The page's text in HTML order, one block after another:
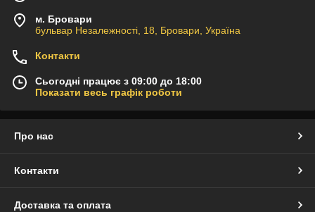
м. Бровари
бульвар Незалежності, 18, Бровари, Україна
Контакти
Сьогодні працює з 09:00 до 18:00
Показати весь графік роботи
Про нас
Контакти
Доставка та оплата